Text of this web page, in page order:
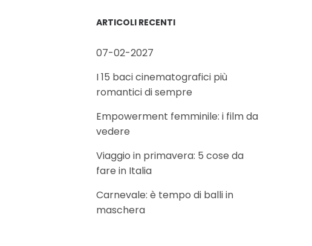
ARTICOLI RECENTI
07-02-2027
I 15 baci cinematografici più
romantici di sempre
Empowerment femminile: i film da
vedere
Viaggio in primavera: 5 cose da
fare in Italia
Carnevale: è tempo di balli in
maschera